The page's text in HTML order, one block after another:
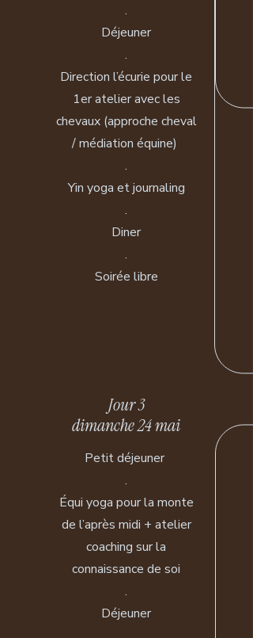
​.
Déjeuner
.​
Direction l’écurie pour le
1er atelier avec les
chevaux (approche cheval
/ médiation équine)
​.
Yin yoga et journaling
.​
Diner
.​
Soirée libre
Petit déjeuner
.
Équi yoga pour la monte
de l’après midi + atelier
coaching sur la
connaissance de soi
.
Déjeuner
Jour 3
dimanche 24 mai